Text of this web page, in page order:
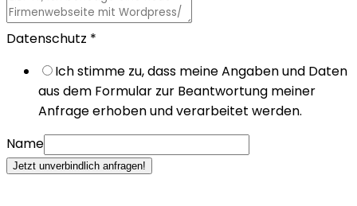
Datenschutz *
Ich stimme zu, dass meine Angaben und Daten
aus dem Formular zur Beantwortung meiner
Anfrage erhoben und verarbeitet werden.
Name
Jetzt unverbindlich anfragen!